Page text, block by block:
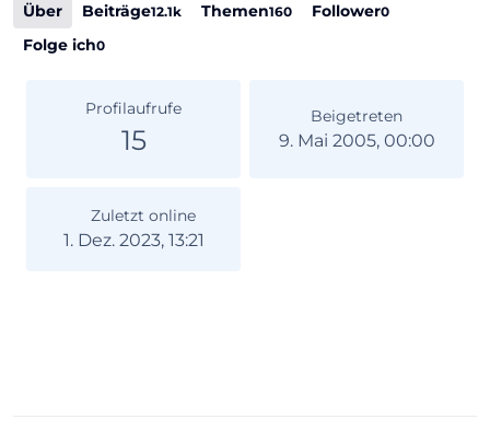
Über Beiträge12.1k Themen160 Follower0
Folge ich0
Profilaufrufe
15
Beigetreten
9. Mai 2005, 00:00
Zuletzt online
1. Dez. 2023, 13:21